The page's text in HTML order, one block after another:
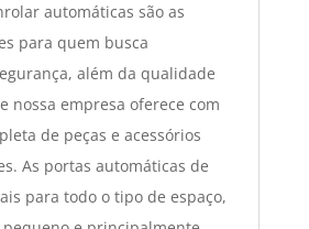
automáticas são as
para quem busca
além da qualidade
nossa empresa oferece com
de peças e acessórios
As portas automáticas de
para todo o tipo de espaço,